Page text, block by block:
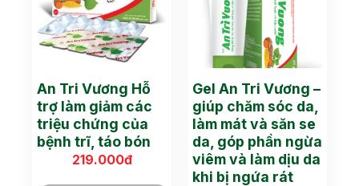
An Tri Vương Hỗ
trợ làm giảm các
triệu chứng của
bệnh trĩ, táo bón
219.000đ
Gel An Tri Vương –
giúp chăm sóc da,
làm mát và săn se
da, góp phần ngừa
viêm và làm dịu da
khi bị ngứa rát